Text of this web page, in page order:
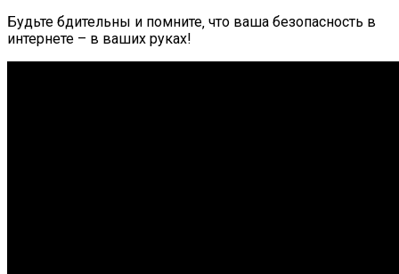
Будьте бдительны и помните‚ что ваша безопасность в
интернете – в ваших руках!